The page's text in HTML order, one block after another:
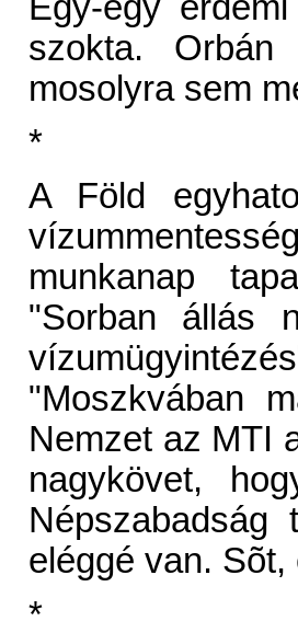
szokta. Orbán
mosolyra sem
*
A Föld
munkanap
"Sorban állás
"Moszkvában
Nemzet az MTI
nagykövet,
eléggé van. Sõt,